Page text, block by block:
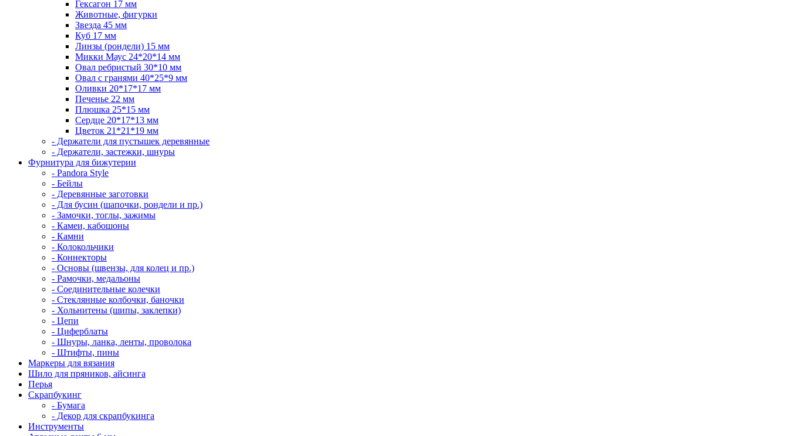
Гексагон 17 мм
Животные, фигурки
Звезда 45 мм
Куб 17 мм
Линзы (рондели) 15 мм
Микки Маус 24*20*14 мм
Овал ребристый 30*10 мм
Овал с гранями 40*25*9 мм
Оливки 20*17*17 мм
Печенье 22 мм
Плюшка 25*15 мм
Сердце 20*17*13 мм
Цветок 21*21*19 мм
- Держатели для пустышек деревянные
- Держатели, застежки, шнуры
Фурнитура для бижутерии
- Pandora Style
- Бейлы
- Деревянные заготовки
- Для бусин (шапочки, рондели и пр.)
- Замочки, тоглы, зажимы
- Камеи, кабошоны
- Камни
- Колокольчики
- Коннекторы
- Основы (швензы, для колец и пр.)
- Рамочки, медальоны
- Соединительные колечки
- Стеклянные колбочки, баночки
- Хольнитены (шипы, заклепки)
- Цепи
- Циферблаты
- Шнуры, ланка, ленты, проволока
- Штифты, пины
Маркеры для вязания
Шило для пряников, айсинга
Перья
Скрапбукинг
- Бумага
- Декор для скрапбукинга
Инструменты